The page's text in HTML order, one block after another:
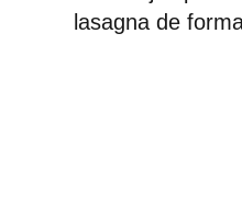
lasagna de